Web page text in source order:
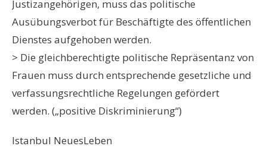
Justizangehörigen, muss das politische
Ausübungsverbot für Beschäftigte des öffentlichen
Dienstes aufgehoben werden.
> Die gleichberechtigte politische Repräsentanz von
Frauen muss durch entsprechende gesetzliche und
verfassungsrechtliche Regelungen gefördert
werden. („positive Diskriminierung“)
Istanbul NeuesLeben